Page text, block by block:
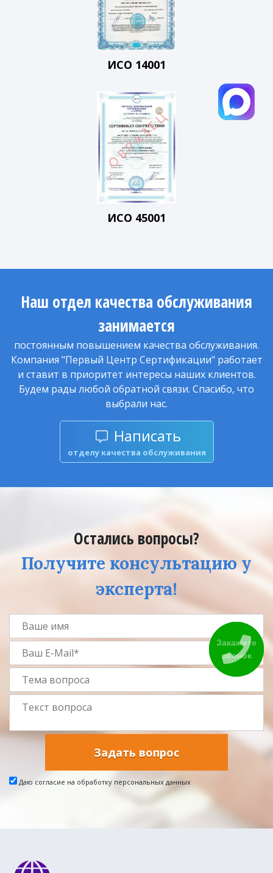
Закажите
звонок
ИСО 14001
ИСО 45001
Наш отдел качества обслуживания
занимается
постоянным повышением качества обслуживания.
Компания "Первый Центр Сертификации" работает
и ставит в приоритет интересы наших клиентов.
Будем рады любой обратной связи. Спасибо, что
выбрали нас.
Написать
отделу качества обслуживания
Остались вопросы?
Получите консультацию у
эксперта!
Задать вопрос
Даю согласие на обработку персональных данных